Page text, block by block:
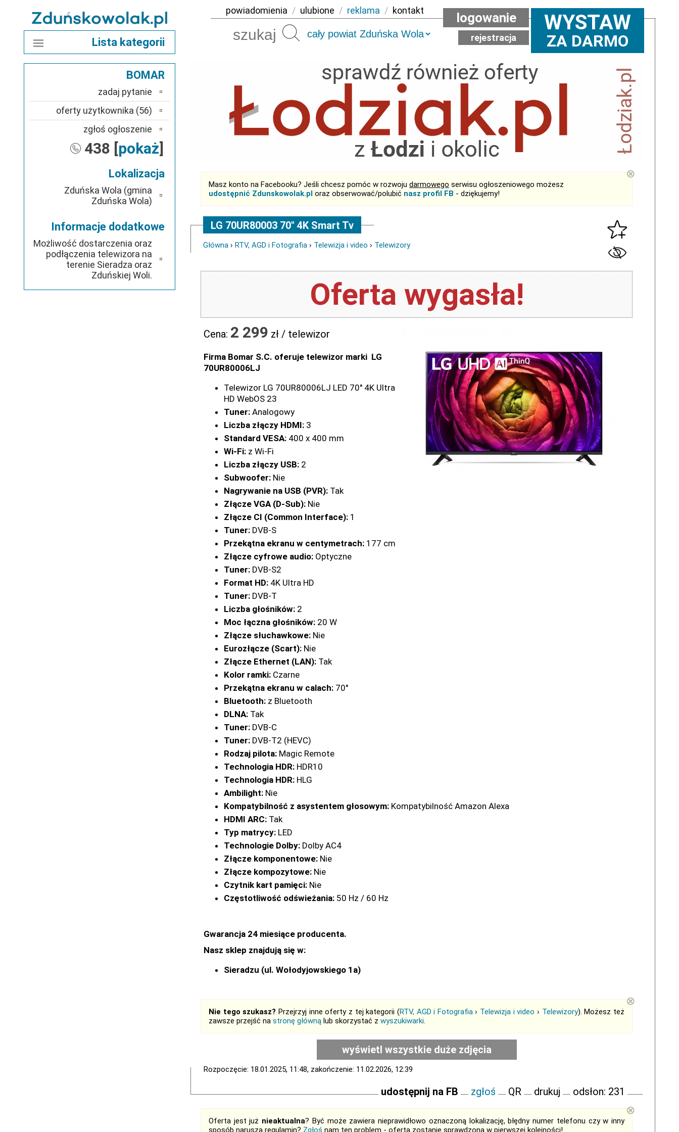
powiadomienia / ulubione / reklama / kontakt
Szukaj WYSTAW
ZA DARMO
logowanie
rejestracja
Masz konto na Facebooku? Jeśli chcesz pomóc w rozwoju darmowego serwisu ogłoszeniowego możesz
udostępnić Zdunskowolak.pl oraz obserwować/polubić nasz profil FB - dziękujemy!
⊗
LG 70UR80003 70" 4K Smart Tv
Główna › RTV, AGD i Fotografia › Telewizja i video › Telewizory
Oferta wygasła!
Cena: 2 299 zł / telewizor
Firma Bomar S.C. oferuje telewizor marki LG
70UR80006LJ
Telewizor LG 70UR80006LJ LED 70'' 4K Ultra
HD WebOS 23
Tuner: Analogowy
Liczba złączy HDMI: 3
Standard VESA: 400 x 400 mm
Wi-Fi: z Wi-Fi
Liczba złączy USB: 2
Subwoofer: Nie
Nagrywanie na USB (PVR): Tak
Złącze VGA (D-Sub): Nie
Złącze CI (Common Interface): 1
Tuner: DVB-S
Przekątna ekranu w centymetrach: 177 cm
Złącze cyfrowe audio: Optyczne
Tuner: DVB-S2
Format HD: 4K Ultra HD
Tuner: DVB-T
Liczba głośników: 2
Moc łączna głośników: 20 W
Złącze słuchawkowe: Nie
Eurozłącze (Scart): Nie
Złącze Ethernet (LAN): Tak
Kolor ramki: Czarne
Przekątna ekranu w calach: 70''
Bluetooth: z Bluetooth
DLNA: Tak
Tuner: DVB-C
Tuner: DVB-T2 (HEVC)
Rodzaj pilota: Magic Remote
Technologia HDR: HDR10
Technologia HDR: HLG
Ambilight: Nie
Kompatybilność z asystentem głosowym: Kompatybilność Amazon Alexa
HDMI ARC: Tak
Typ matrycy: LED
Technologie Dolby: Dolby AC4
Złącze komponentowe: Nie
Złącze kompozytowe: Nie
Czytnik kart pamięci: Nie
Częstotliwość odświeżania: 50 Hz / 60 Hz
Gwarancja 24 miesiące producenta.
Nasz sklep znajdują się w:
Sieradzu (ul. Wołodyjowskiego 1a)
Nie tego szukasz? Przejrzyj inne oferty z tej kategorii (RTV, AGD i Fotografia› Telewizja i video › Telewizory). Możesz też
zawsze przejść na stronę główną lub skorzystać z wyszukiwarki.
⊗
wyświetl wszystkie duże zdjęcia
Rozpoczęcie: 18.01.2025, 11:48, zakończenie: 11.02.2026, 12:39
udostępnij na FB zgłoś QR drukuj odsłon: 231
Oferta jest już nieaktualna? Być może zawiera nieprawidłowo oznaczoną lokalizację, błędny numer telefonu czy w inny
sposób narusza regulamin? Zgłoś nam ten problem - oferta zostanie sprawdzona w pierwszej kolejności!
⊗
Lista kategorii
BOMAR
zadaj pytanie
oferty użytkownika (56)
zgłoś ogłoszenie
438 [pokaż]
Lokalizacja
Zduńska Wola (gmina
Zduńska Wola)
Informacje dodatkowe
Możliwość dostarczenia oraz
podłączenia telewizora na
terenie Sieradza oraz
Zduńskiej Woli.